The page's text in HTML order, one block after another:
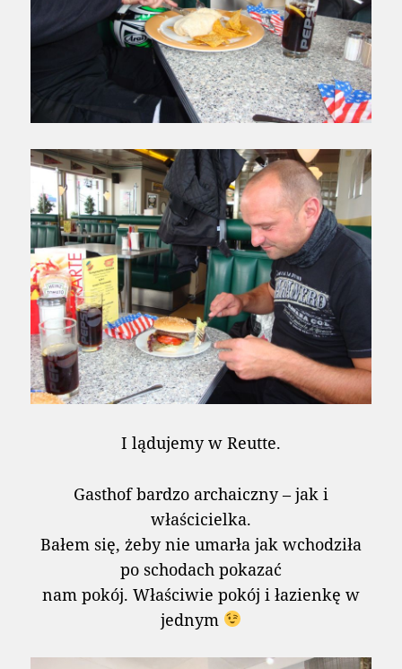
I lądujemy w Reutte.
Gasthof bardzo archaiczny – jak i
właścicielka.
Bałem się, żeby nie umarła jak wchodziła
po schodach pokazać
nam pokój. Właściwie pokój i łazienkę w
jednym